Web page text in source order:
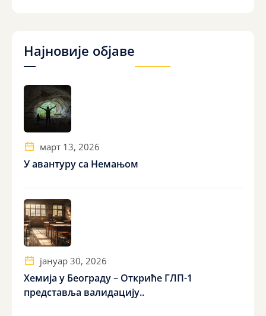
Најновије објаве
март 13, 2026
У авантуру са Немањом
јануар 30, 2026
Хемија у Београду – Откриће ГЛП-1
представља валидацију..